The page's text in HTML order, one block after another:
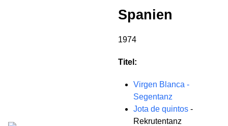
Spanien
1974
Titel:
Virgen Blanca -
Segentanz
Jota de quintos -
Rekrutentanz